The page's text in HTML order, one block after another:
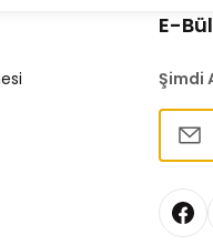
E-
Şimdi